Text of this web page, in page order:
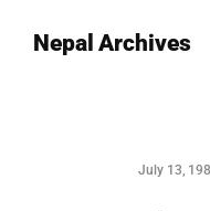
Nepal Archives
July 13,